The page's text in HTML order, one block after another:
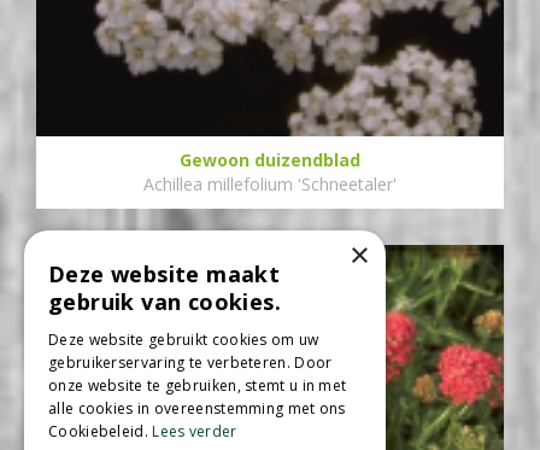
Gewoon duizendblad
Achillea millefolium 'Schneetaler'
×
Deze website maakt
gebruik van cookies.
Deze website gebruikt cookies om uw
gebruikerservaring te verbeteren. Door
onze website te gebruiken, stemt u in met
alle cookies in overeenstemming met ons
Cookiebeleid.Lees verder